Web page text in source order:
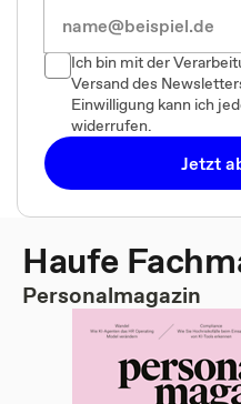
Ich bin mit der
Versand des
Einwilligung kann ich
widerrufen.
Jetzt
Haufe
Personalmagazin